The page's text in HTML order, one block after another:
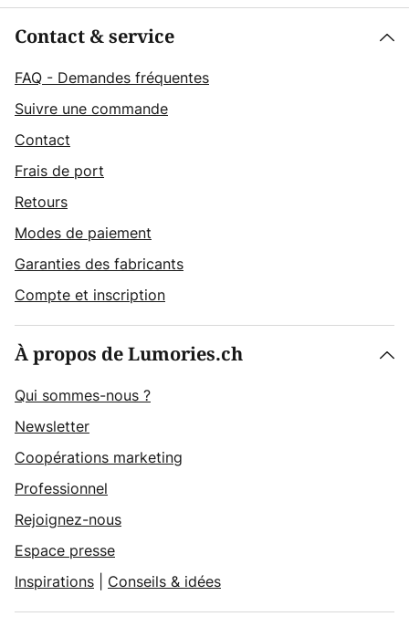
Contact & service
FAQ - Demandes fréquentes
Suivre une commande
Contact
Frais de port
Retours
Modes de paiement
Garanties des fabricants
Compte et inscription
À propos de Lumories.ch
Qui sommes-nous ?
Newsletter
Coopérations marketing
Professionnel
Rejoignez-nous
Espace presse
Inspirations
Conseils & idées